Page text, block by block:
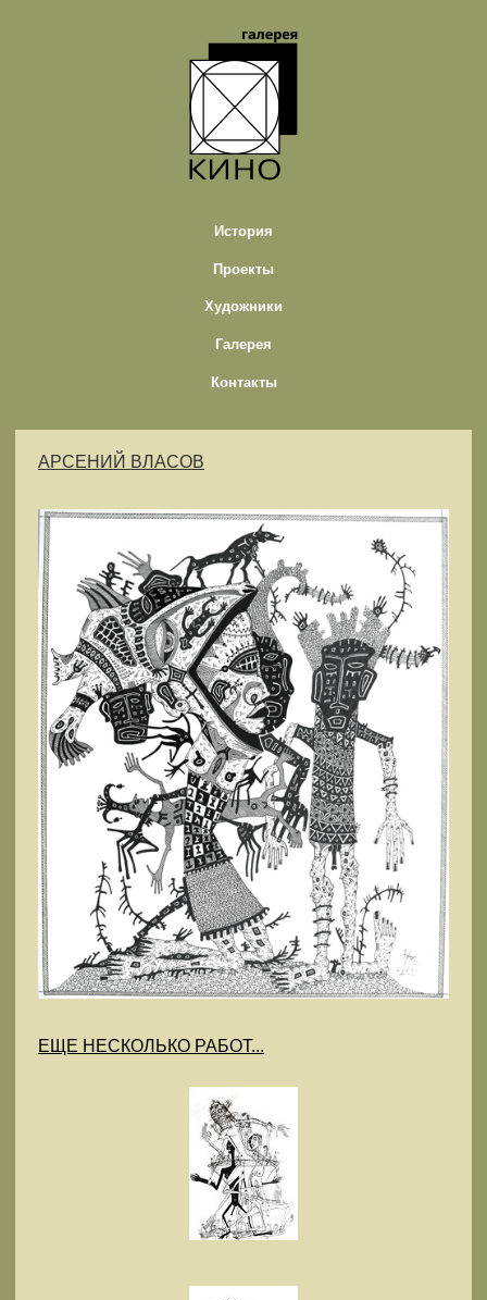
История
Проекты
Художники
Галерея
Контакты
АРСЕНИЙ ВЛАСОВ
ЕЩЕ НЕСКОЛЬКО РАБОТ...